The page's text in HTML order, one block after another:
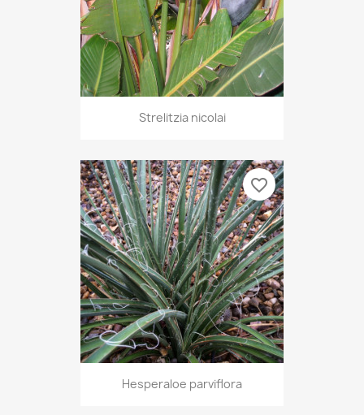
Strelitzia nicolai
Hesperaloe parviflora
favorite_border